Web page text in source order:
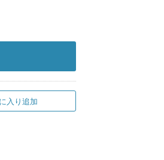
入り追加